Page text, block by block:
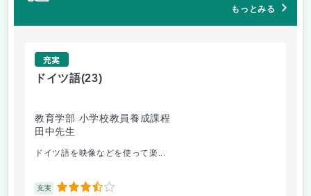
もっとみる
充実
ドイツ語(23)
教育学部 小学校教員養成課程
田中先生
ドイツ語を映像などを使って楽...
充実 3.5